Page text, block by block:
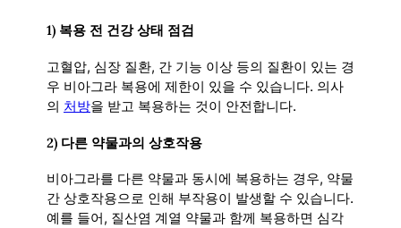
1) 복용 전 건강 상태 점검
고혈압, 심장 질환, 간 기능 이상 등의 질환이 있는 경
우 비아그라 복용에 제한이 있을 수 있습니다. 의사
의 처방을 받고 복용하는 것이 안전합니다.
2) 다른 약물과의 상호작용
비아그라를 다른 약물과 동시에 복용하는 경우, 약물
간 상호작용으로 인해 부작용이 발생할 수 있습니다.
예를 들어, 질산염 계열 약물과 함께 복용하면 심각